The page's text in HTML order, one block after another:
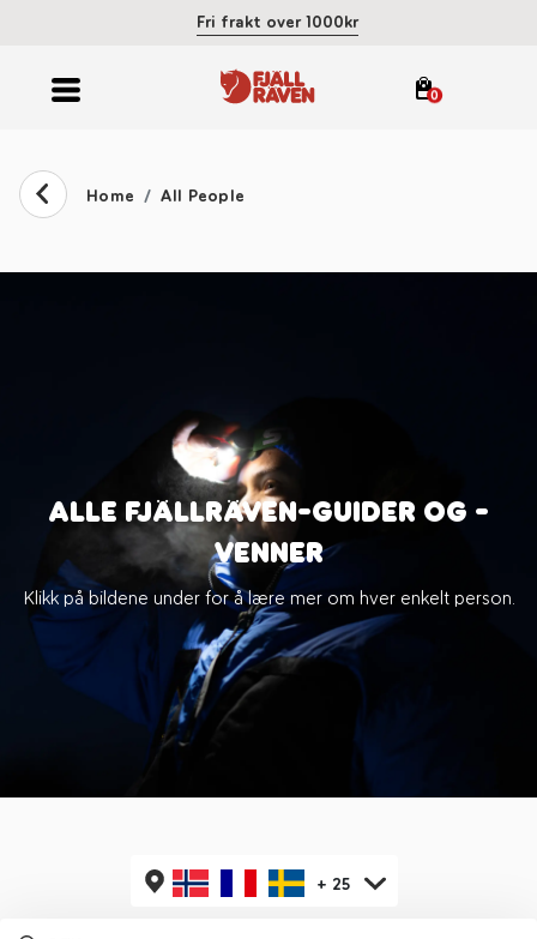
Fri frakt over 1000kr
0
Home All People
ALLE FJÄLLRÄVEN-GUIDER OG -
VENNER
Klikk på bildene under for å lære mer om hver enkelt person.
+ 25